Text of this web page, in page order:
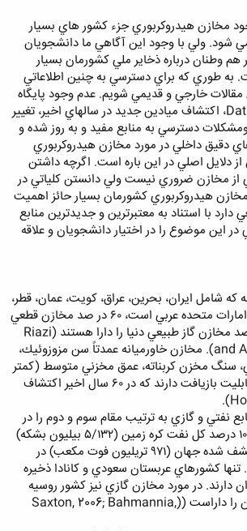
مخازن هيدروكربوري جزء كشور هاي بسيار
شود. ولي با وجود اين آگاهي ما دانشجويان
وطنان درباره ذخاير ملي كشورمان بسيار
به طوري كه براي دسترسي به چنين اطلاعاتي
خارجي و قديمي شويم. عدم وجود پايگاه
اطلاعاتي ((Data base‏، اكتشاف ميادين جديد در سالهاي اخير، تغيير
دسترسي به منابع مفيد و به روز شده و
دقيق داخلي در مورد مخازن هيدروكربوري
از دلايل اصلي در اين باره است. اگرچه داشتن
از مخازن ضروري نيست ولي دانستن كلياتي در
هيدروكربوري كشورمان بسيار حائز اهميت
با استناد به معتبرترين و جديدترين منابع
در اين موضوع را در اختيار دانشجويان و علاقه
كه شامل ايران، بحرين، عراق، كويت، عمان، قطر،
عربستان سعودي و امارات متحده عربي است، ٦٠ در صد مخازن قطعي
نفت جهان و ٤٠ درصد مخازن گاز طبيعي دنيا را دارا هستند (Riazi
and AliMansoori, 2006). مخازن خاورميانه عمدتاً سن مزوزوئيك،
سنگ مخزن كربناته، عمق مخزني متوسط (كمتر
از ٥/٤ كيلومتر) و قابليت بازيافت دارند كه در ٦٠ سال اخير اكتشاف
نفتي و گازي به ترتيب مقام سوم و دوم را در
جهان دارد. در واقع ١٠ درصد كل نفت كره زمين (٥/١٣٢ بيليون بشكه)
و ١٦ درصد كل گاز كشف شده جهان (٩٧١ تريليون فوت مكعب) در
تنها كشورهاي عربستان سعودي و كانادا ذخيره
دارند. در مورد مخازن گازي نيز كشور روسيه
ركورد بالاتري از ايران را داراست ((Saxton, 2006; Bahmannia,